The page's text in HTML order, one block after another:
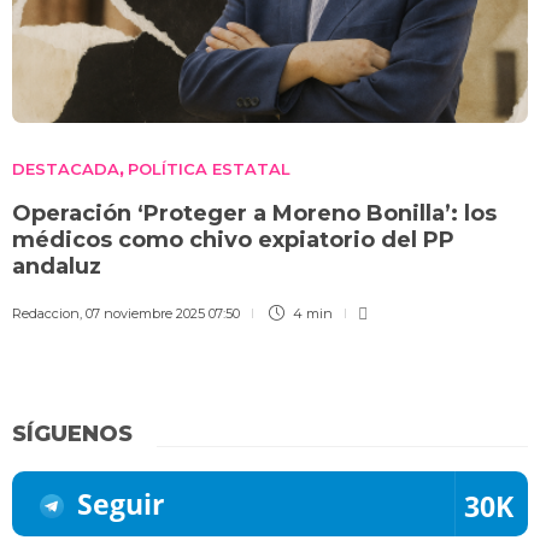
DESTACADA, POLÍTICA ESTATAL
Operación ‘Proteger a Moreno Bonilla’: los
médicos como chivo expiatorio del PP
andaluz
Redaccion 07 noviembre 2025 07:50 4 min
SÍGUENOS
Seguir 30K